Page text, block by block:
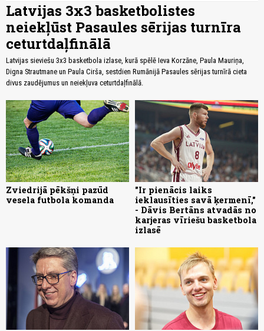
Latvijas 3x3 basketbolistes
neiekļūst Pasaules sērijas turnīra
ceturtdaļfinālā
Latvijas sieviešu 3x3 basketbola izlase, kurā spēlē Ieva Korzāne, Paula Mauriņa,
Digna Strautmane un Paula Cirša, sestdien Rumānijā Pasaules sērijas turnīrā cieta
divus zaudējumus un neiekļuva ceturtdaļfinālā.
Zviedrijā pēkšņi pazūd
vesela futbola komanda
"Ir pienācis laiks
ieklausīties savā ķermenī,"
- Dāvis Bertāns atvadās no
karjeras vīriešu basketbola
izlasē